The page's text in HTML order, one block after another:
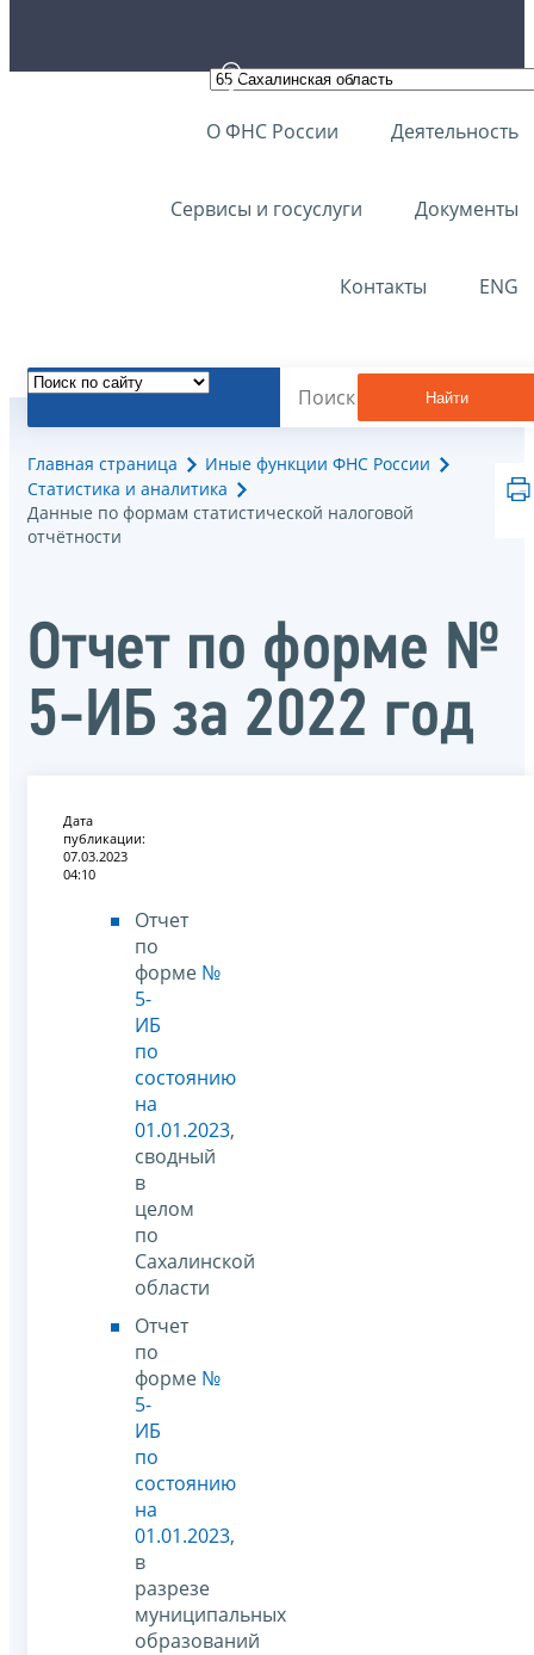
О ФНС России Деятельность
Сервисы и госуслуги Документы
Контакты ENG
Найти
Главная страница
Иные функции ФНС России
Статистика и аналитика
Данные по формам статистической налоговой
отчётности
Отчет по форме №
5-ИБ за 2022 год
Дата
публикации:
07.03.2023
04:10
Отчет
по
форме №
5-
ИБ
по
состоянию
на
01.01.2023,
сводный
в
целом
по
Сахалинской
области
Отчет
по
форме №
5-
ИБ
по
состоянию
на
01.01.2023,
в
разрезе
муниципальных
образований